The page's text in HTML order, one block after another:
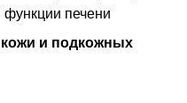
печени
и подкожных